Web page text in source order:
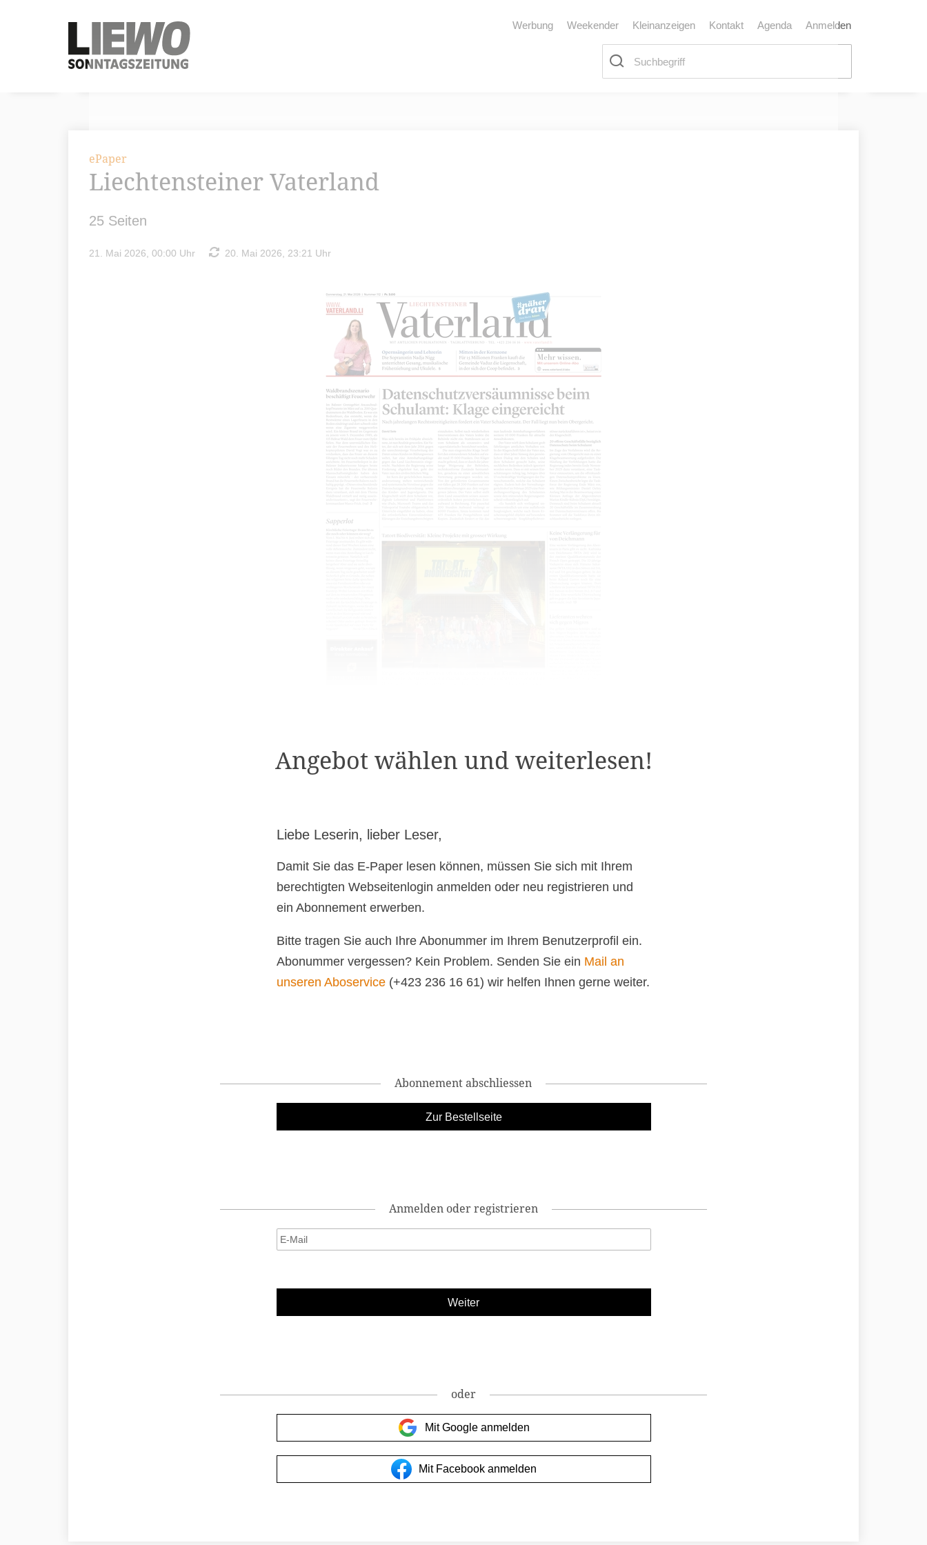
Anmelden
Werbung Weekender Kleinanzeigen Kontakt Agenda
ePaper
Liechtensteiner Vaterland
25 Seiten
21. Mai 2026, 00:00 Uhr 20. Mai 2026, 23:21 Uhr
Angebot wählen und weiterlesen!
Liebe Leserin, lieber Leser,
Damit Sie das E-Paper lesen können, müssen Sie sich mit Ihrem
berechtigten Webseitenlogin anmelden oder neu registrieren und
ein Abonnement erwerben.
Bitte tragen Sie auch Ihre Abonummer im Ihrem Benutzerprofil ein.
Abonummer vergessen? Kein Problem. Senden Sie ein Mail an
unseren Aboservice(+423 236 16 61) wir helfen Ihnen gerne weiter.
Abonnement abschliessen
Anmelden oder registrieren
oder
Mit Google anmelden
Mit Facebook anmelden